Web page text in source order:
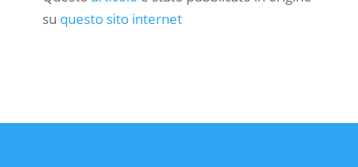
su questo sito internet